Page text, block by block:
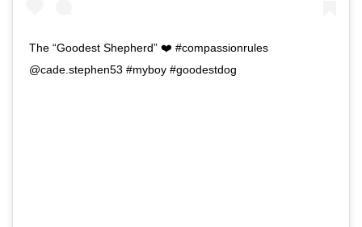
The “Goodest Shepherd” ❤️ #compassionrules
@cade.stephen53 #myboy #goodestdog